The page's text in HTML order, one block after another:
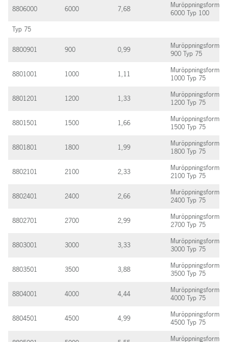
8806000 6000 7,68
Muröppningsform
6000 Typ 100
Typ 75
8800901 900 0,99
Muröppningsform
900 Typ 75
8801001 1000 1,11
Muröppningsform
1000 Typ 75
8801201 1200 1,33
Muröppningsform
1200 Typ 75
8801501 1500 1,66
Muröppningsform
1500 Typ 75
8801801 1800 1,99
Muröppningsform
1800 Typ 75
8802101 2100 2,33
Muröppningsform
2100 Typ 75
8802401 2400 2,66
Muröppningsform
2400 Typ 75
8802701 2700 2,99
Muröppningsform
2700 Typ 75
8803001 3000 3,33
Muröppningsform
3000 Typ 75
8803501 3500 3,88
Muröppningsform
3500 Typ 75
8804001 4000 4,44
Muröppningsform
4000 Typ 75
8804501 4500 4,99
Muröppningsform
4500 Typ 75
Muröppningsform